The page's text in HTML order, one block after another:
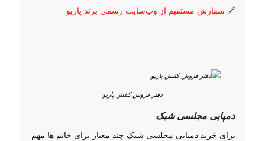
🔗 سفارش مستقیم از وب‌سایت رسمی برند پاریو
دفتر فروش کفش پاریو
دمپایی مجلسی شیک
برای خرید دمپایی مجلسی شیک چند معیار برای خانم ها مهم